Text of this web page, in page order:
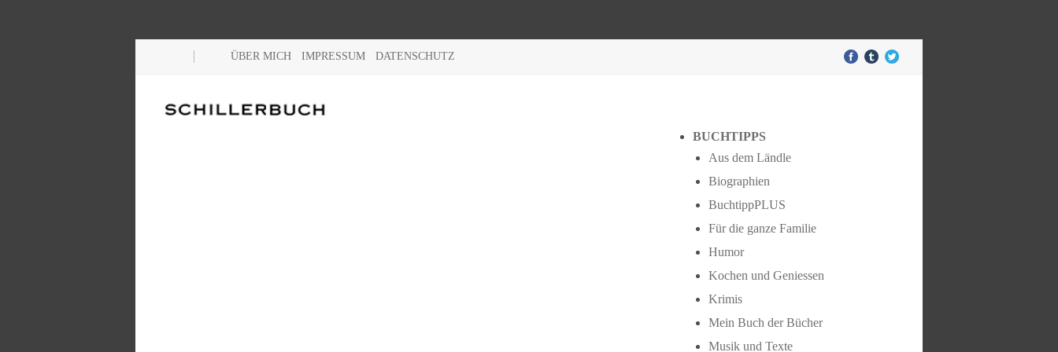
ÜBER MICH IMPRESSUM DATENSCHUTZ
BUCHTIPPS
Aus dem Ländle
Biographien
BuchtippPLUS
Für die ganze Familie
Humor
Kochen und Geniessen
Krimis
Mein Buch der Bücher
Musik und Texte